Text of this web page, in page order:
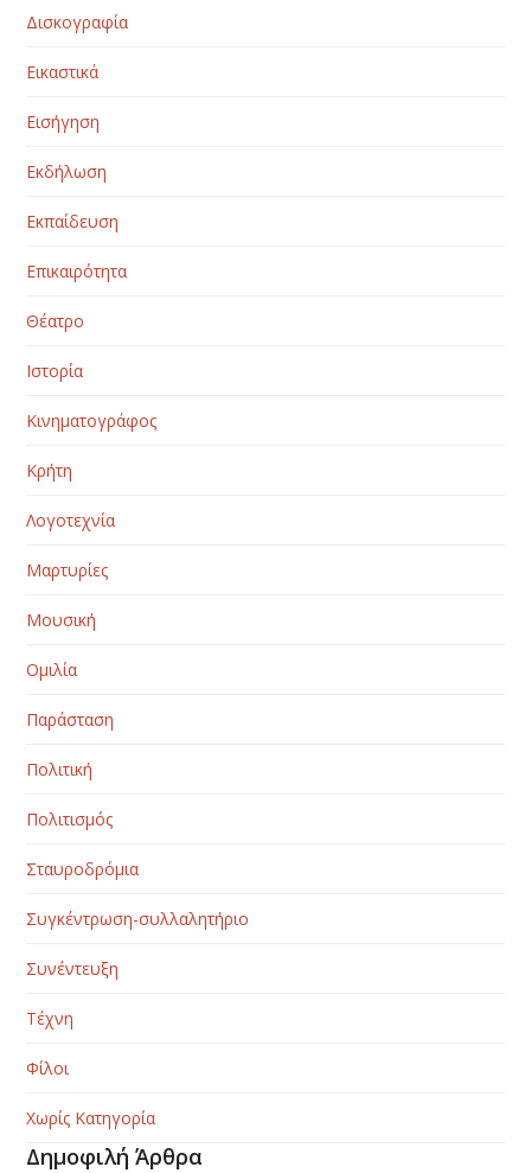
Δισκογραφία
Εικαστικά
Εισήγηση
Εκδήλωση
Εκπαίδευση
Επικαιρότητα
Θέατρο
Ιστορία
Κινηματογράφος
Κρήτη
Λογοτεχνία
Μαρτυρίες
Μουσική
Ομιλία
Παράσταση
Πολιτική
Πολιτισμός
Σταυροδρόμια
Συγκέντρωση-συλλαλητήριο
Συνέντευξη
Τέχνη
Φίλοι
Χωρίς Κατηγορία
Δημοφιλή Άρθρα